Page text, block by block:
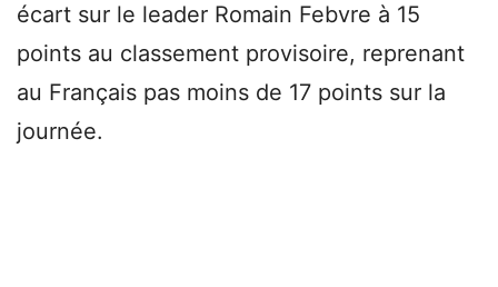
écart sur le leader Romain Febvre à 15
points au classement provisoire, reprenant
au Français pas moins de 17 points sur la
journée.